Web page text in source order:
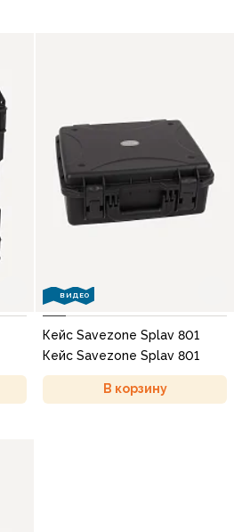
ВИДЕО
Кейс Savezone Splav 801
Кейс Savezone Splav 801
В корзину